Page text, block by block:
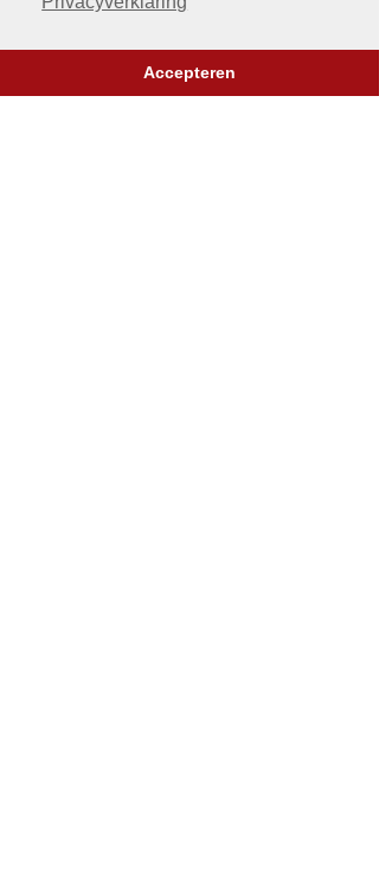
Accepteren
We werken voor elastische voegen
in Kortrijk enkel met de betrouwbare